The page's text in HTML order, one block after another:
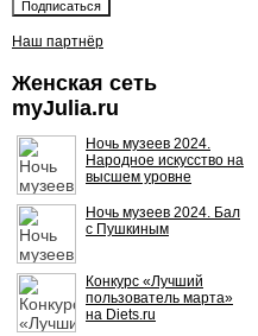
Наш партнёр
Женская сеть
myJulia.ru
Ночь музеев 2024.
Народное искусство на
высшем уровне
Ночь музеев 2024. Бал
с Пушкиным
Конкурс «Лучший
пользователь марта»
на Diets.ru